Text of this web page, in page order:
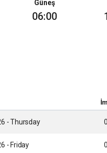
Güneş
06:00
- Thursday
- Friday